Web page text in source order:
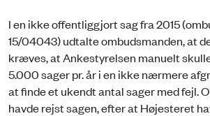
I en ikke offentliggjort sag fra 2015
15/04043) udtalte ombudsmanden, at
kræves, at Ankestyrelsen manuelt
5.000 sager pr. år i en ikke nærmere
at finde et ukendt antal sager med fejl.
havde rejst sagen, efter at Højesteret